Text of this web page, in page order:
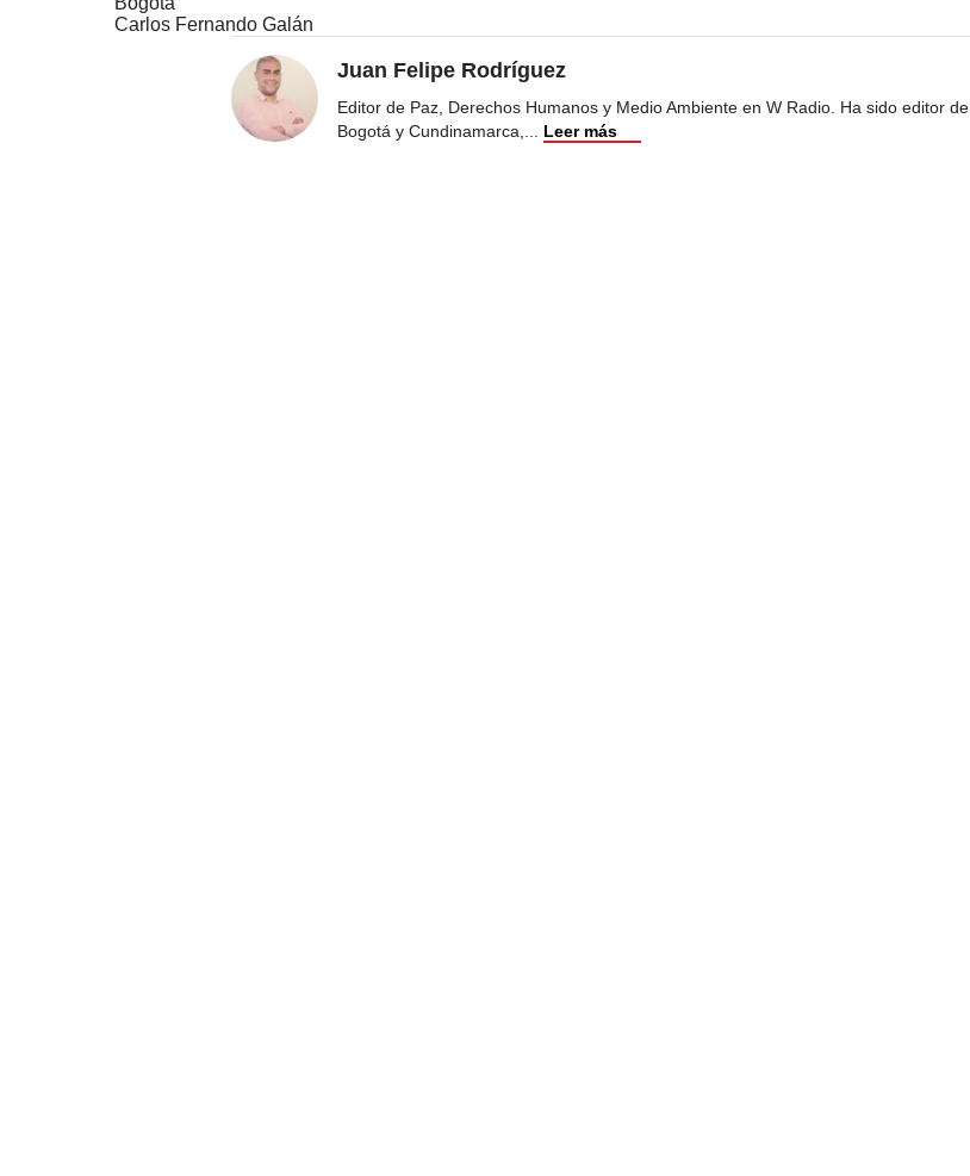
Carlos Fernando Galán
Juan Felipe Rodríguez
Editor de Paz, Derechos Humanos y Medio Ambiente en W Radio. Ha sido editor de
Bogotá y Cundinamarca,... Leer más